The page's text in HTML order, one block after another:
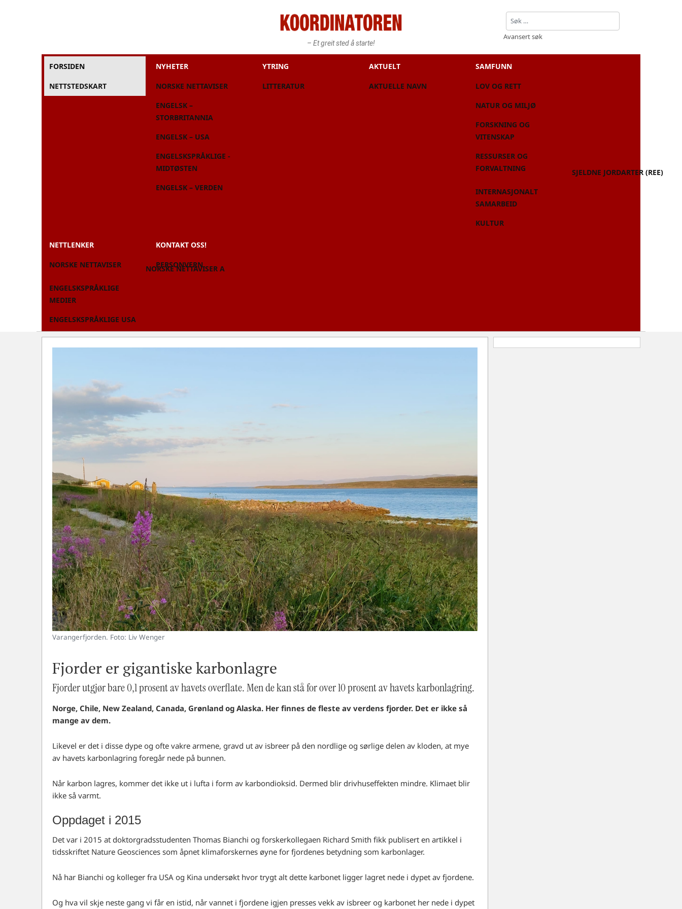
– Et greit sted å starte!
Søk
Avansert søk
FORSIDEN
NETTSTEDSKART
NYHETER
NORSKE NETTAVISER
ENGELSK –
STORBRITANNIA
ENGELSK – USA
ENGELSKSPRÅKLIGE -
MIDTØSTEN
ENGELSK – VERDEN
YTRING
LITTERATUR
AKTUELT
AKTUELLE NAVN
SAMFUNN
LOV OG RETT
NATUR OG MILJØ
FORSKNING OG
VITENSKAP
RESSURSER OG
FORVALTNING
SJELDNE JORDARTER (REE)
INTERNASJONALT
SAMARBEID
KULTUR
NETTLENKER
NORSKE NETTAVISER
NORSKE NETTAVISER A
ENGELSKSPRÅKLIGE
MEDIER
ENGELSKSPRÅKLIGE USA
KONTAKT OSS!
PERSONVERN
Varangerfjorden. Foto: Liv Wenger
Fjorder er gigantiske karbonlagre
Fjorder utgjør bare 0,1 prosent av havets overflate. Men de kan stå for over 10 prosent av havets karbonlagring.
Norge, Chile, New Zealand, Canada, Grønland og Alaska. Her finnes de fleste av verdens fjorder. Det er ikke så
mange av dem.
Likevel er det i disse dype og ofte vakre armene, gravd ut av isbreer på den nordlige og sørlige delen av kloden, at mye
av havets karbonlagring foregår nede på bunnen.
Når karbon lagres, kommer det ikke ut i lufta i form av karbondioksid. Dermed blir drivhuseffekten mindre. Klimaet blir
ikke så varmt.
Oppdaget i 2015
Det var i 2015 at doktorgradsstudenten Thomas Bianchi og forskerkollegaen Richard Smith fikk publisert en artikkel i
tidsskriftet Nature Geosciences som åpnet klimaforskernes øyne for fjordenes betydning som karbonlager.
Nå har Bianchi og kolleger fra USA og Kina undersøkt hvor trygt alt dette karbonet ligger lagret nede i dypet av fjordene.
Og hva vil skje neste gang vi får en istid, når vannet i fjordene igjen presses vekk av isbreer og karbonet her nede i dypet